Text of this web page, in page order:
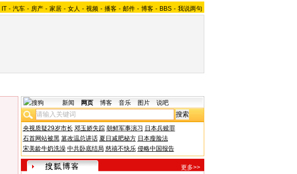
IT - 汽车 - 房产 - 家居 - 女人 - 视频 - 播客 - 邮件 - 博客 - BBS - 我说两句
新闻 网页 博客 音乐 图片 说吧
央视质疑29岁市长 邓玉娇失踪 朝鲜军事演习 日本兵赎罪
石首网站被黑 篡改温总讲话 夏日减肥秘方 日本瘦脸法
宋美龄牛奶洗澡 中共卧底结局 慈禧不快乐 侵略中国报告
更多>>